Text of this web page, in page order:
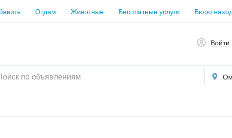
Отдам Животные Бесплатные услуги Бюро
Войти